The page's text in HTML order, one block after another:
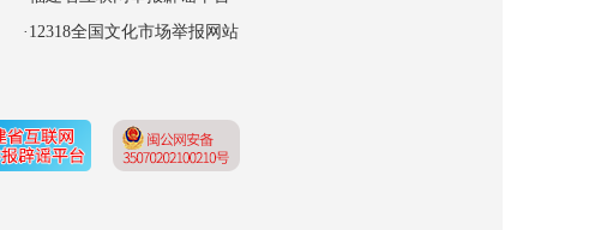
·12318全国文化市场举报网站